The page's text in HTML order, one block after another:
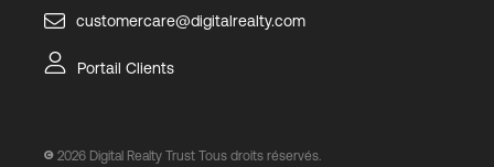
customercare@digitalrealty.com
Portail Clients
2026 Digital Realty Trust Tous droits réservés.